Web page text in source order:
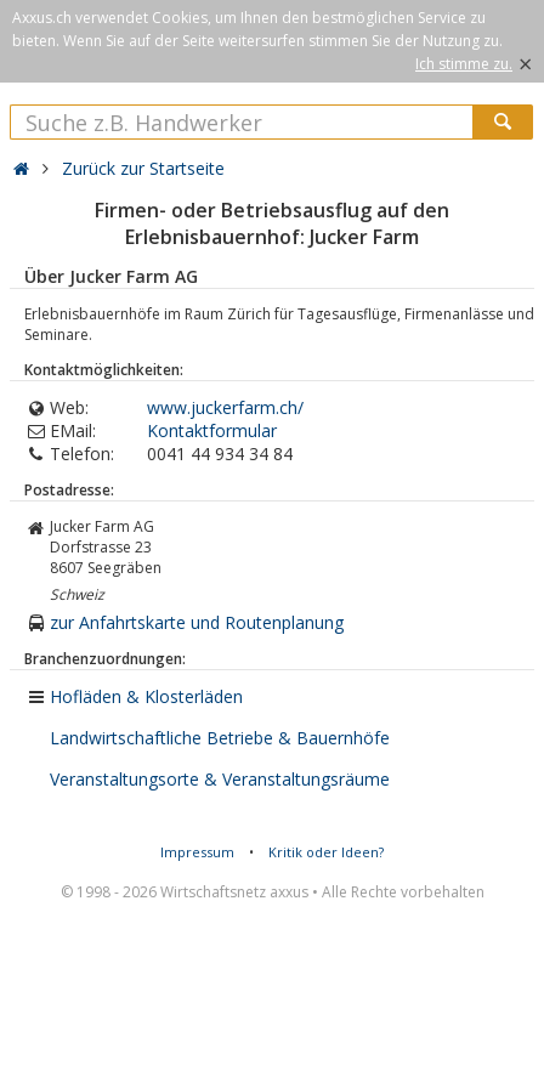
Axxus.ch verwendet Cookies, um Ihnen den bestmöglichen Service zu
bieten. Wenn Sie auf der Seite weitersurfen stimmen Sie der Nutzung zu.
Ich stimme zu. ×
Zurück zur Startseite
Firmen- oder Betriebsausflug auf den
Erlebnisbauernhof: Jucker Farm
Über Jucker Farm AG
Erlebnisbauernhöfe im Raum Zürich für Tagesausflüge, Firmenanlässe und
Seminare.
Kontaktmöglichkeiten:
Web:
www.juckerfarm.ch/
EMail:
Kontaktformular
Telefon:
0041 44 934 34 84
Postadresse:
Jucker Farm AG
Dorfstrasse 23
8607 Seegräben
Schweiz
zur Anfahrtskarte und Routenplanung
Branchenzuordnungen:
Hofläden & Klosterläden
Landwirtschaftliche Betriebe & Bauernhöfe
Veranstaltungsorte & Veranstaltungsräume
Impressum • Kritik oder Ideen?
© 1998 - 2026 Wirtschaftsnetz axxus • Alle Rechte vorbehalten